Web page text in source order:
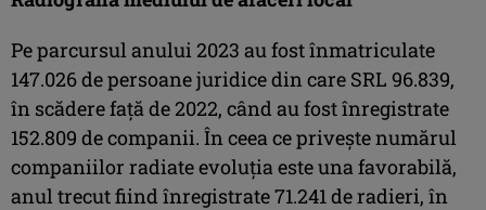
Pe parcursul anului 2023 au fost înmatriculate
147.026 de persoane juridice din care SRL 96.839,
în scădere față de 2022, când au fost înregistrate
152.809 de companii. În ceea ce privește numărul
companiilor radiate evoluția este una favorabilă,
anul trecut fiind înregistrate 71.241 de radieri, în